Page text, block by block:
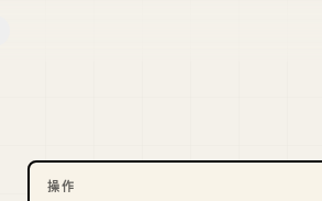
操作